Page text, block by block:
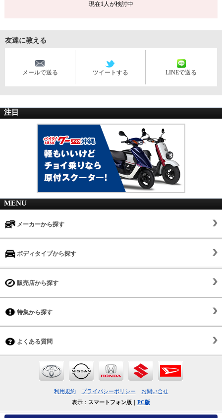
現在1人が検討中
友達に教える
メールで送る ツイートする LINEで送る
注目
MENU
メーカーから探す
ボディタイプから探す
販売店から探す
特集から探す
よくある質問
利用規約 プライバシーポリシー
お問い合せ
表示： スマートフォン版 PC版